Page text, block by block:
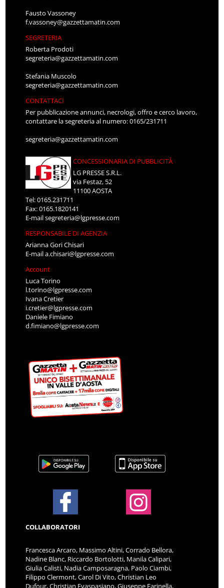
Fausto Vassoney
f.vassoney@gazzettamatin.com
SEGRETERIA
Roberta Prodoti
segreteria@gazzettamatin.com
Stefania Muscolo
segreteria@gazzettamatin.com
CONTATTACI
Per pubblicazione annunci, necrologi, offro e cerco lavoro,
contattare la segreteria al numero: 0165/231711
segreteria@gazzettamatin.com
CONCESSIONARIA DI PUBBLICITÀ
LG PRESSE S.R.L.
via Festaz, 52
11100 AOSTA
Tel: 0165.231711
Fax: 0165.1820141
E-mailsegreteria@lgpresse.com
RESPONSABILE DI AGENZIA
Arianna Gori Chisari
E-maila.chisari@lgpresse.com
Account
Luca Torino
l.torino@lgpresse.com
Ivana Cretier
i.cretier@lgpresse.com
Daniele Fimiano
d.fimiano@lgpresse.com
COLLABORATORI
Francesca Arcaro, Massimo Altini, Corrado Bellora,
Nadine Blanc, Riccardo Bortolotti, Manila Calipari,
Giulia Calisti, Nadia Camposaragna, Paolo Ciambi,
Filippo Clermont, Carol Di Vito, Christian Leo
Dufour, Christian Evaspasiano, Giuseppe Farinella,